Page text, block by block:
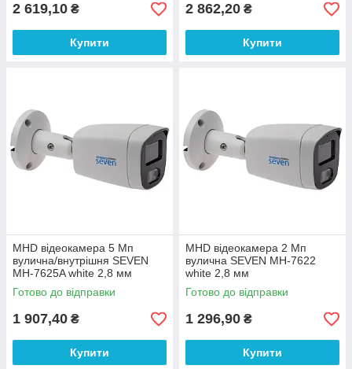
2 619,10 ₴
Купити
2 862,20 ₴
Купити
MHD відеокамера 5 Мп
вулична/внутрішня SEVEN
MH-7625A white 2,8 мм
Готово до відправки
1 907,40 ₴
Купити
MHD відеокамера 2 Мп
вулична SEVEN MH-7622
white 2,8 мм
Готово до відправки
1 296,90 ₴
Купити